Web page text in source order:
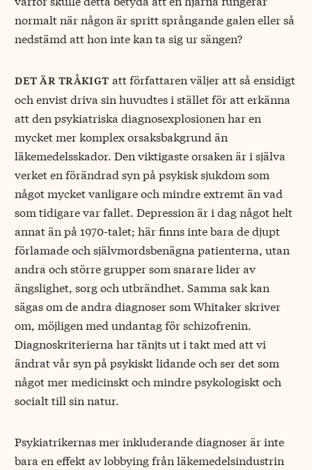
normalt när någon är spritt språngande galen eller så
nedstämd att hon inte kan ta sig ur sängen?
det är tråkigt att författaren väljer att så ensidigt
och envist driva sin huvudtes i stället för att erkänna
att den psykiatriska diagnosexplosionen har en
mycket mer komplex orsaksbakgrund än
läkemedelsskador. Den viktigaste orsaken är i själva
verket en förändrad syn på psykisk sjukdom som
något mycket vanligare och mindre extremt än vad
som tidigare var fallet. Depression är i dag något helt
annat än på 1970-talet; här finns inte bara de djupt
förlamade och självmordsbenägna patienterna, utan
andra och större grupper som snarare lider av
ängslighet, sorg och utbrändhet. Samma sak kan
sägas om de andra diagnoser som Whitaker skriver
om, möjligen med undantag för schizofrenin.
Diagnoskriterierna har tänjts ut i takt med att vi
ändrat vår syn på psykiskt lidande och ser det som
något mer medicinskt och mindre psykologiskt och
socialt till sin natur.
Psykiatrikernas mer inkluderande ­diagnoser är inte
bara en effekt av lobbying från läkemedelsindustrin